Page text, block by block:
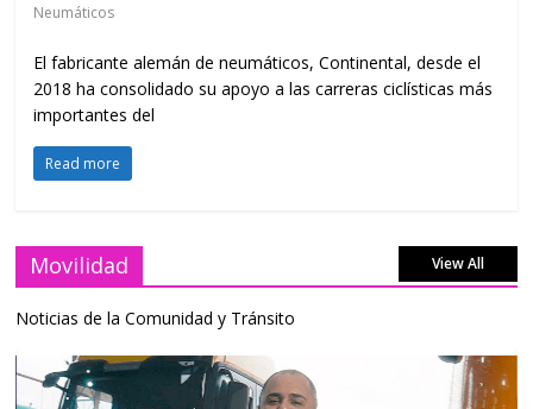
Neumáticos
El fabricante alemán de neumáticos, Continental, desde el
2018 ha consolidado su apoyo a las carreras ciclísticas más
importantes del
Read more
Movilidad View All
Noticias de la Comunidad y Tránsito